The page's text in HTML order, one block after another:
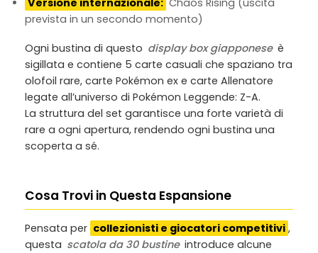
prevista in un secondo momento)
Ogni bustina di questo display box giapponese è
sigillata e contiene 5 carte casuali che spaziano tra
olofoil rare, carte Pokémon ex e carte Allenatore
legate all’universo di Pokémon Leggende: Z-A.
La struttura del set garantisce una forte varietà di
rare a ogni apertura, rendendo ogni bustina una
scoperta a sé.
Cosa Trovi in Questa Espansione
Pensata per collezionisti e giocatori competitivi ,
questa scatola da 30 bustine introduce alcune